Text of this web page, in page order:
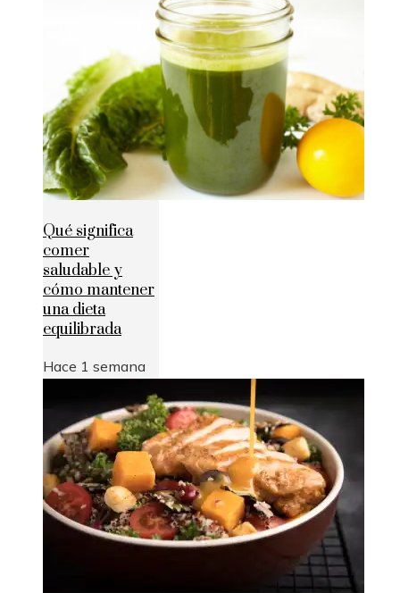
Qué significa
comer
saludable y
cómo mantener
una dieta
equilibrada
Hace 1 semana